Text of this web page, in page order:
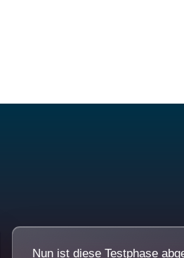
Nun ist diese Testphase